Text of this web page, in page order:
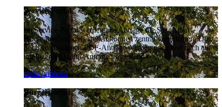
Service-Portal
Im Service-Portal werden alle Anträge die Sie an den
Hochsauerlandkreis stellen können zentral vorgehalten. Die
noch vorhandenen PDF-Anträge werden nach und nach auf
intelligente Online-Anträge umgestellt.
mehr erfahren
Bürgertelefon